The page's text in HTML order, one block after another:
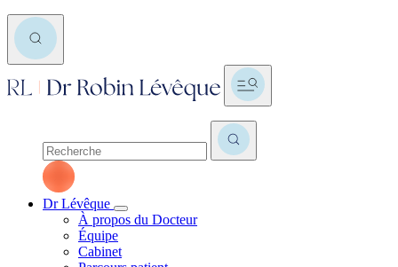
Dr Lévêque
À propos du Docteur
Équipe
Cabinet